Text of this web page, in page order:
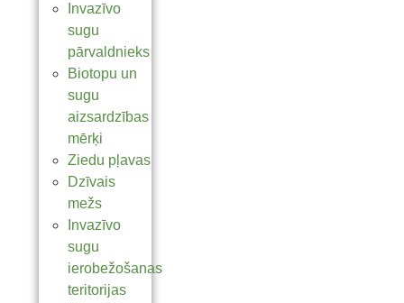
Invazīvo
sugu
pārvaldnieks
Biotopu un
sugu
aizsardzības
mērķi
Ziedu pļavas
Dzīvais
mežs
Invazīvo
sugu
ierobežošanas
teritorijas